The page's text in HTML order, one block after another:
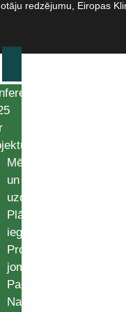
redzējumu, Eiropas
Mērķi
un
uzdevumi
Plānotie
ieguvumi
Projekta
jomas
Partnerība
Natura